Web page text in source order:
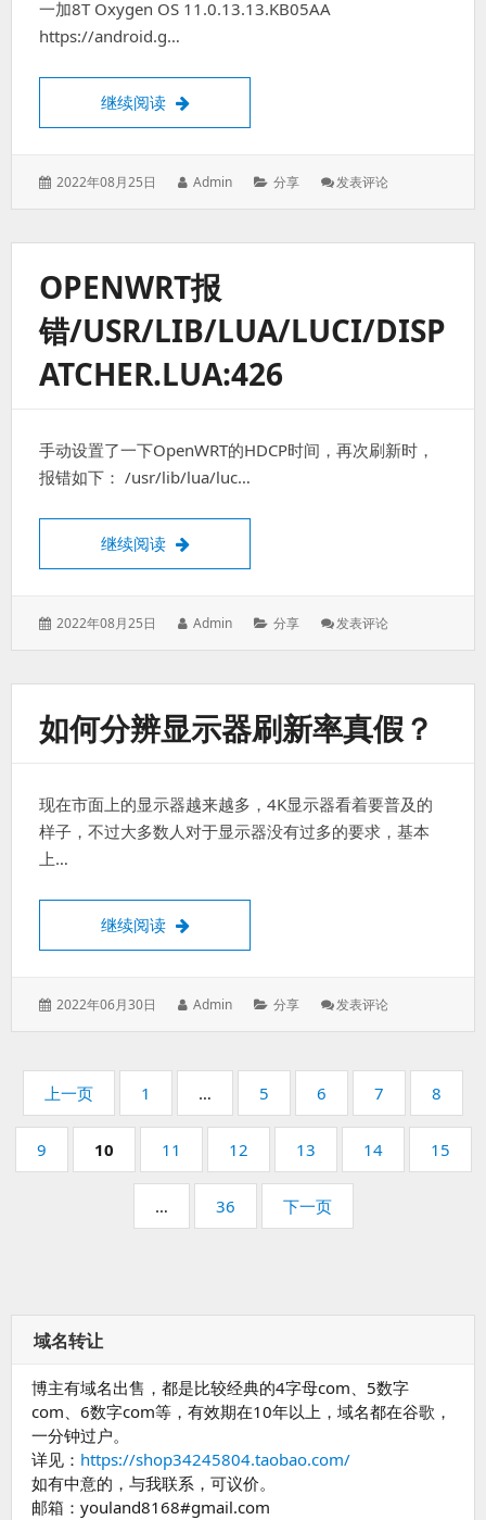
验
一加8T Oxygen OS 11.0.13.13.KB05AA
https://android.g…
继续阅读 一加8T氧os全量包ROM
发
2022年08月25日
作
Admin
分
分享 发表评论: 一
氧
包
ROM
OPENWRT报
错/USR/LIB/LUA/LUCI/DISP
ATCHER.LUA:426
手动设置了一下OpenWRT的HDCP时间，再次刷新时，
报错如下： /usr/lib/lua/luc…
继续阅读 OpenWRT报错/usr/lib/lua/luci/
发
2022年08月25日
作
Admin
分
分享 发表评论: OpenWRT
如何分辨显示器刷新率真假？
现在市面上的显示器越来越多，4K显示器看着要普及的
样子，不过大多数人对于显示器没有过多的要求，基本
上…
继续阅读 如何分辨显示器刷新率真假？
发
2022年06月30日
作
Admin
分
分享 发表评论: 如
器
新
分
上一页
页
码：
1 …
页
码：
5
页
码：
6
页
码：
7
页
码：
8
页
码：
9
页
码：
10
页
码：
11
页
码：
12
页
码：
13
页
码：
14
页
码：
15
…
页
码：
36 下一页
域名转让
博主有域名出售，都是比较经典的4字母com、5数字
com、6数字com等，有效期在10年以上，域名都在谷歌，
一分钟过户。
详见： https://shop34245804.taobao.com/
如有中意的，与我联系，可议价。
邮箱：youland8168#gmail.com